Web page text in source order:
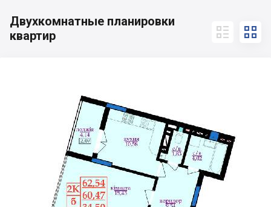
Двухкомнатные планировки
квартир
 